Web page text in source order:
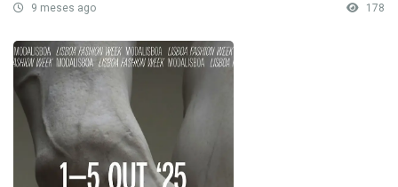
9 meses ago 178